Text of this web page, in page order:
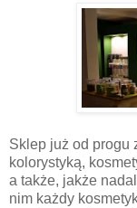
Sklep już od progu
kolorystyką,
a także, jakże
nim każdy